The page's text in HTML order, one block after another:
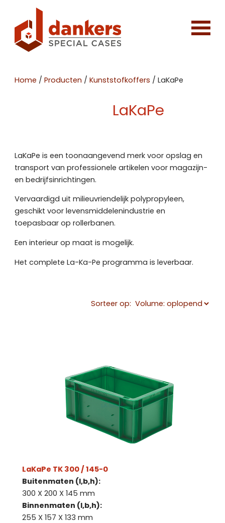
Home /Producten /Kunststofkoffers /LaKaPe
LaKaPe
LaKaPe is een toonaangevend merk voor opslag en
transport van professionele artikelen voor magazijn-
en bedrijfsinrichtingen.
Vervaardigd uit milieuvriendelijk polypropyleen,
geschikt voor levensmiddelenindustrie en
toepasbaar op rollerbanen.
Een interieur op maat is mogelijk.
Het complete La-Ka-Pe programma is leverbaar.
Sorteer op:
LaKaPe TK 300 / 145-0
Buitenmaten (l,b,h):
300 X 200 X 145 mm
Binnenmaten (l,b,h):
255 X 157 X 133 mm